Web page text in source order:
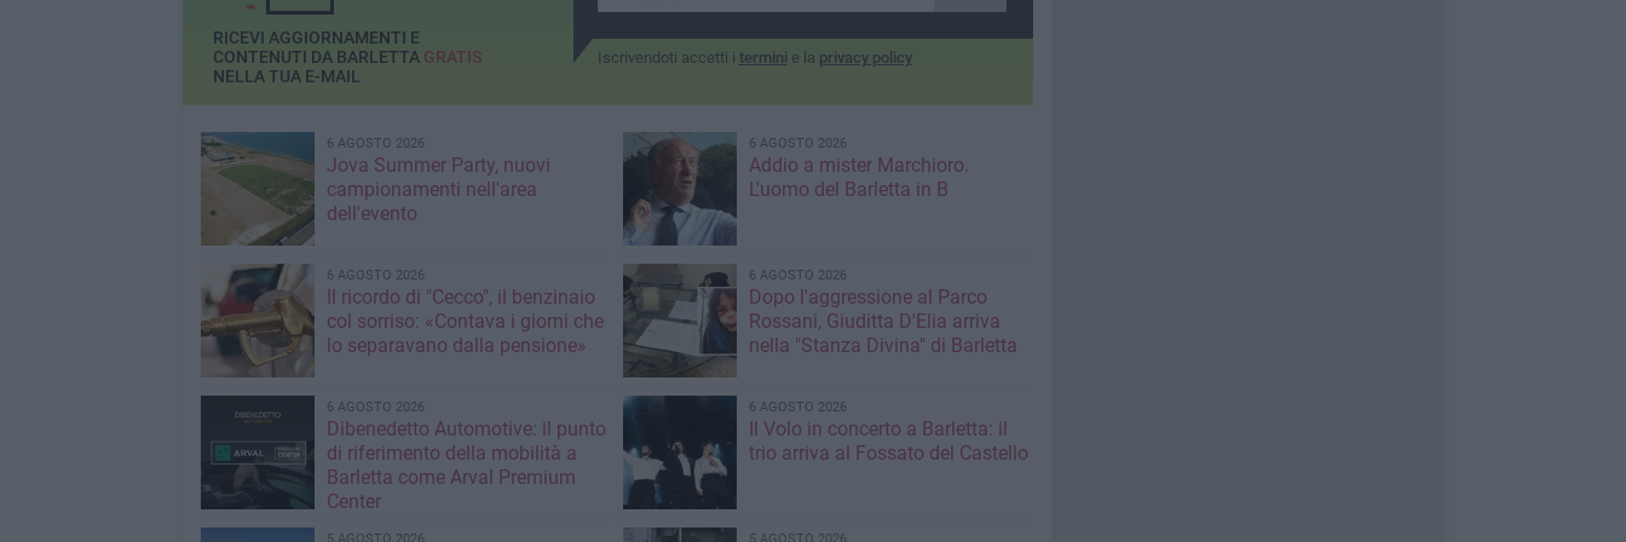
quarti di doppio
Iscrivendoti accetti i termini e la privacy policy
RICEVI AGGIORNAMENTI E
CONTENUTI DA BARLETTA GRATIS
NELLA TUA E-MAIL
6 AGOSTO 2026
Jova Summer Party, nuovi
campionamenti nell'area
dell'evento
6 AGOSTO 2026
Addio a mister Marchioro.
L'uomo del Barletta in B
6 AGOSTO 2026
Il ricordo di "Cecco", il benzinaio
col sorriso: «Contava i giorni che
lo separavano dalla pensione»
6 AGOSTO 2026
Dopo l'aggressione al Parco
Rossani, Giuditta D'Elia arriva
nella "Stanza Divina" di Barletta
6 AGOSTO 2026
Dibenedetto Automotive: il punto
di riferimento della mobilità a
Barletta come Arval Premium
Center
6 AGOSTO 2026
Il Volo in concerto a Barletta: il
trio arriva al Fossato del Castello